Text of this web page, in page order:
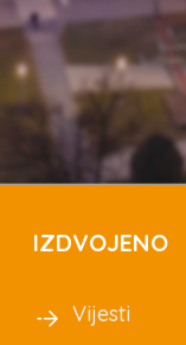
IZDVOJENO
Vijesti